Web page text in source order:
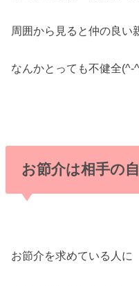
周囲から見ると仲の良い
なんかとっても不健全(^-
お節介は相手の
お節介を求めている人に